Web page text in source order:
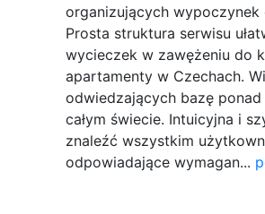
organizujących
Prosta struktura serwisu
wycieczek w zawężeniu do
apartamenty w Czechach.
odwiedzających bazę
całym świecie. Intuicyjna i
znaleźć wszystkim
odpowiadające wymagan...